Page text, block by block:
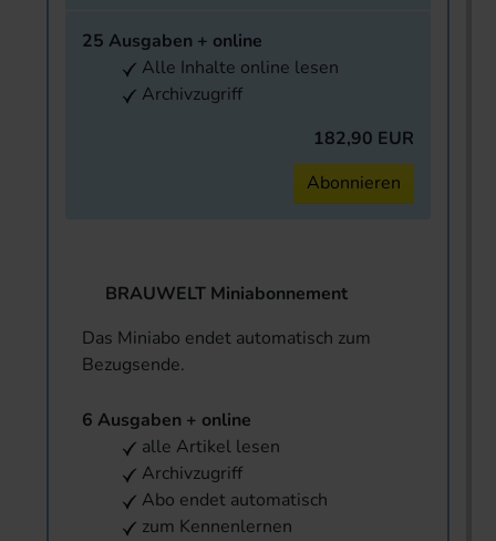
25 Ausgaben + online
Alle Inhalte online lesen
Archivzugriff
182,90 EUR
Abonnieren
BRAUWELT Miniabonnement
Das Miniabo endet automatisch zum
Bezugsende.
6 Ausgaben + online
alle Artikel lesen
Archivzugriff
Abo endet automatisch
zum Kennenlernen